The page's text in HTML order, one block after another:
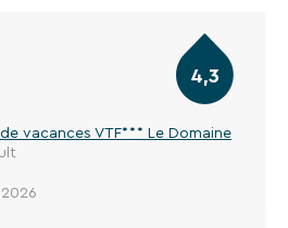
vacances VTF*** Le Domaine
4,3